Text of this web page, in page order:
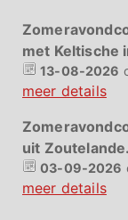
met Keltische
13-08-2026
meer details
uit Zoutelande.
03-09-2026
meer details